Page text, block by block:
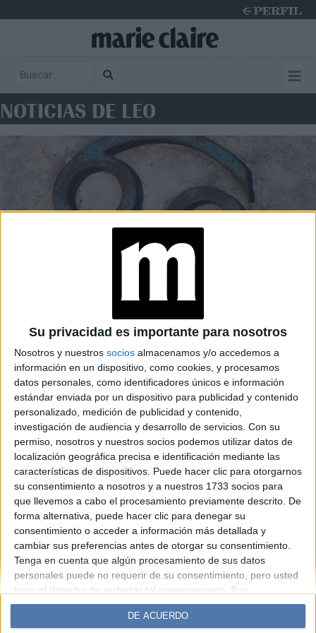
Su privacidad es importante para nosotros
Nosotros y nuestros socios almacenamos y/o accedemos a
información en un dispositivo, como cookies, y procesamos
datos personales, como identificadores únicos e información
estándar enviada por un dispositivo para publicidad y contenido
personalizado, medición de publicidad y contenido,
investigación de audiencia y desarrollo de servicios. Con su
permiso, nosotros y nuestros socios podemos utilizar datos de
localización geográfica precisa e identificación mediante las
características de dispositivos. Puede hacer clic para otorgarnos
su consentimiento a nosotros y a nuestros 1733 socios para
que llevemos a cabo el procesamiento previamente descrito. De
forma alternativa, puede hacer clic para denegar su
consentimiento o acceder a información más detallada y
cambiar sus preferencias antes de otorgar su consentimiento.
Tenga en cuenta que algún procesamiento de sus datos
personales puede no requerir de su consentimiento, pero usted
tiene el derecho de rechazar tal procesamiento. Sus
preferencias se aplicarán solo a este sitio web. Puede cambiar
sus preferencias o retirar su consentimiento en cualquier
DE ACUERDO
NOTICIAS DE LEO
Temporada de Leo: qué
significa el ingreso del Sol en
este signo y cómo impacta en
todos los signos del zodíaco
Espacio Publicitario
Diario Perfil Caras Noticias
Fortuna
Hombre
Weekend Parabrisas
Supercampo
Lunateen